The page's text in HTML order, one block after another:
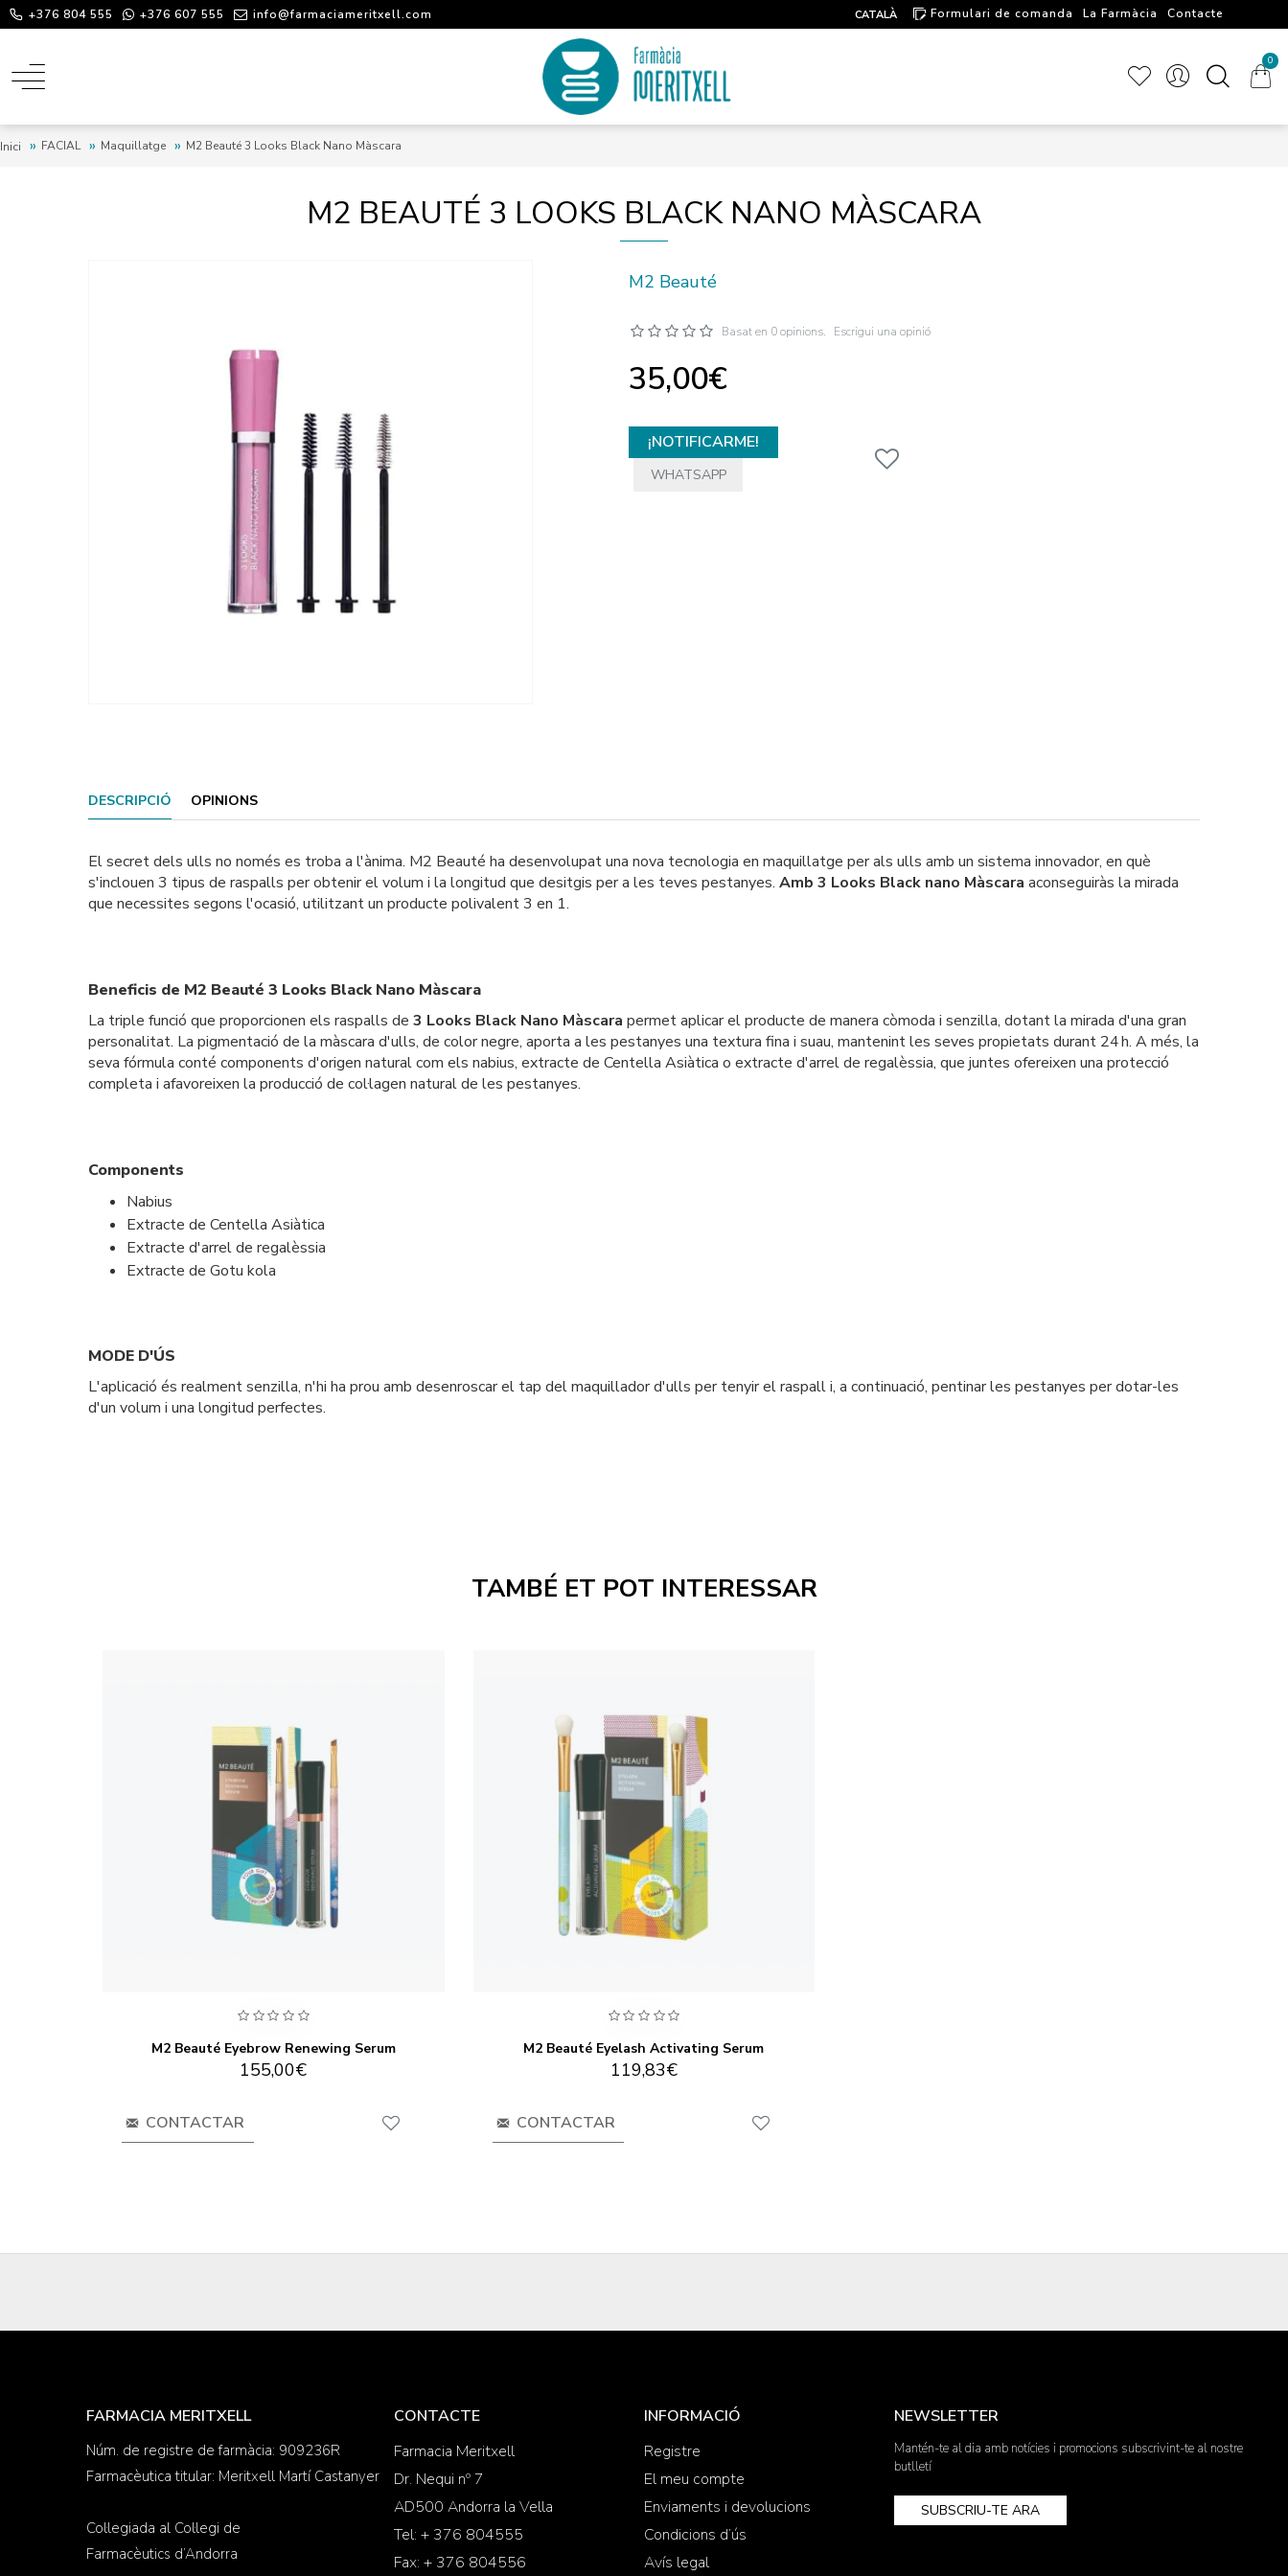
+376 804 555 +376 607 555 info@farmaciameritxell.com CATALÀ Formulari de comanda La Farmàcia
Contacte
0
Inici FACIAL Maquillatge M2 Beauté 3 Looks Black Nano Màscara
M2 BEAUTÉ 3 LOOKS BLACK NANO MÀSCARA
M2 Beauté
Basat en 0 opinions. Escrigui una opinió
35,00€
¡NOTIFICARME!
WHATSAPP
TAMBÉ ET POT INTERESSAR
M2 Beauté Eyebrow Renewing Serum
155,00€
CONTACTAR
M2 Beauté Eyelash Activating Serum
119,83€
CONTACTAR
DESCRIPCIÓ OPINIONS
El secret dels ulls no només es troba a l'ànima. M2 Beauté ha desenvolupat una nova tecnologia en maquillatge per als ulls amb un sistema innovador, en què
s'inclouen 3 tipus de raspalls per obtenir el volum i la longitud que desitgis per a les teves pestanyes. Amb 3 Looks Black nano Màscara aconseguiràs la mirada
que necessites segons l'ocasió, utilitzant un producte polivalent 3 en 1.
Beneficis de M2 Beauté 3 Looks Black Nano Màscara
La triple funció que proporcionen els raspalls de 3 Looks Black Nano Màscara permet aplicar el producte de manera còmoda i senzilla, dotant la mirada d'una gran
personalitat. La pigmentació de la màscara d'ulls, de color negre, aporta a les pestanyes una textura fina i suau, mantenint les seves propietats durant 24 h. A més, la
seva fórmula conté components d'origen natural com els nabius, extracte de Centella Asiàtica o extracte d'arrel de regalèssia, que juntes ofereixen una protecció
completa i afavoreixen la producció de col·lagen natural de les pestanyes.
Components
Nabius
Extracte de Centella Asiàtica
Extracte d'arrel de regalèssia
Extracte de Gotu kola
MODE D'ÚS
L'aplicació és realment senzilla, n'hi ha prou amb desenroscar el tap del maquillador d'ulls per tenyir el raspall i, a continuació, pentinar les pestanyes per dotar-les
d'un volum i una longitud perfectes.
FARMACIA MERITXELL
Núm. de registre de farmàcia: 909236R
Farmacèutica titular: Meritxell Martí Castanyer
Col·legiada al Col·legi de
Farmacèutics d’Andorra
CONTACTE
Farmacia Meritxell
Dr. Nequi nº 7
AD500 Andorra la Vella
Tel: + 376 804555
Fax: + 376 804556
INFORMACIÓ
Registre
El meu compte
Enviaments i devolucions
Condicions d’ús
Avís legal
NEWSLETTER
Mantén-te al dia amb notícies i promocions subscrivint-te al nostre
butlletí
SUBSCRIU-TE ARA